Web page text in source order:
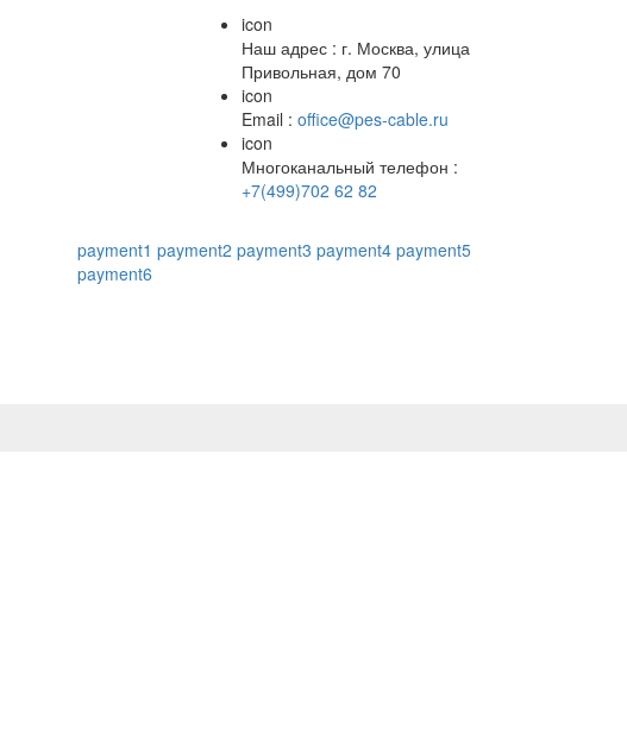
icon
Наш адрес : г. Москва, улица
Привольная, дом 70
icon
Email : office@pes-cable.ru
icon
Многоканальный телефон :
+7(499)702 62 82
payment1 payment2 payment3 payment4 payment5
payment6